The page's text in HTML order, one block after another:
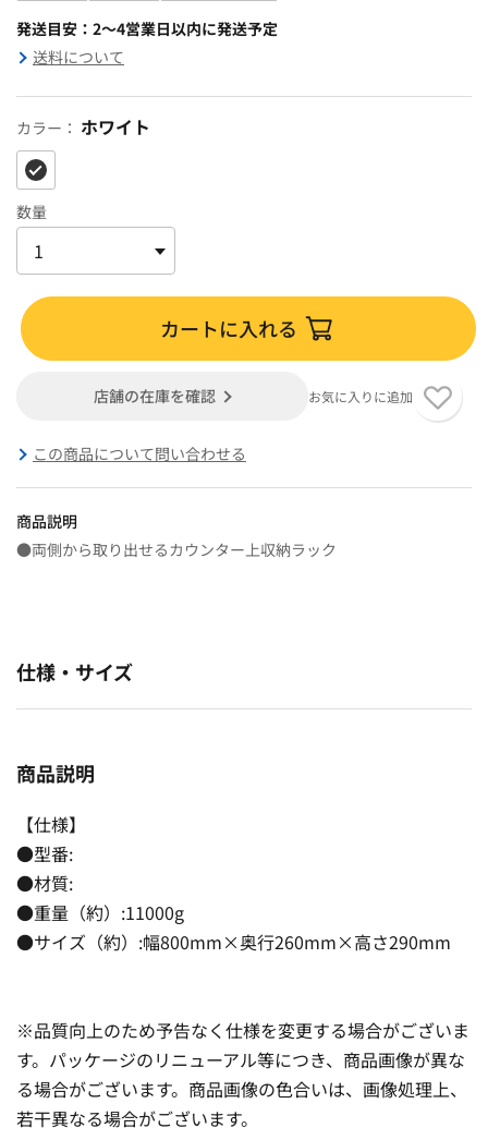
発送目安：2～4営業日以内に発送予定
送料について
カラー： ホワイト
数量
カートに入れる
店舗の在庫を確認 お気に入りに追加
この商品について問い合わせる
商品説明
●両側から取り出せるカウンター上収納ラック
仕様・サイズ
商品説明
【仕様】
●型番:
●材質:
●重量（約）:11000g
●サイズ（約）:幅800mm×奥行260mm×高さ290mm
※品質向上のため予告なく仕様を変更する場合がございま
す。パッケージのリニューアル等につき、商品画像が異な
る場合がございます。商品画像の色合いは、画像処理上、
若干異なる場合がございます。